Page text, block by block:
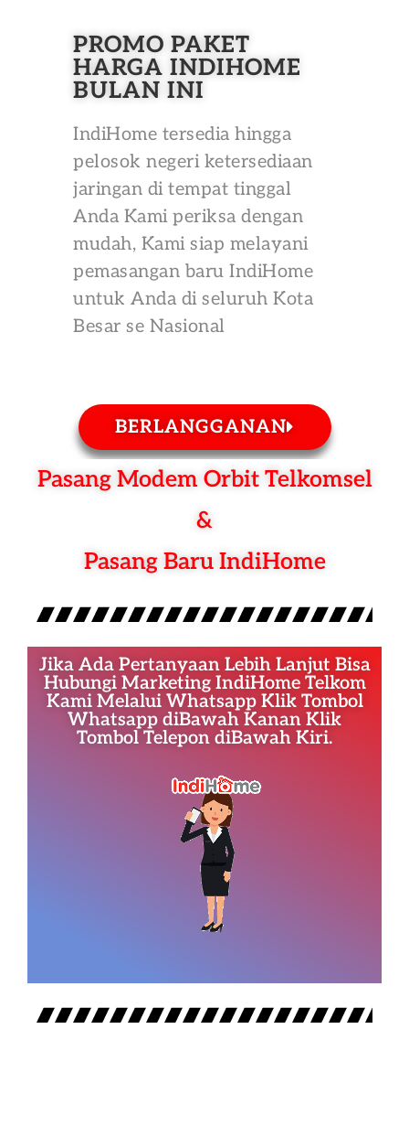
PROMO PAKET
HARGA INDIHOME
BULAN INI
IndiHome tersedia hingga
pelosok negeri ketersediaan
jaringan di tempat tinggal
Anda Kami periksa dengan
mudah, Kami siap melayani
pemasangan baru IndiHome
untuk Anda di seluruh Kota
Besar se Nasional
BERLANGGANAN
Pasang Modem Orbit Telkomsel
&
Pasang Baru IndiHome
Jika Ada Pertanyaan Lebih Lanjut Bisa
Hubungi Marketing IndiHome Telkom
Kami Melalui Whatsapp Klik Tombol
Whatsapp diBawah Kanan Klik
Tombol Telepon diBawah Kiri.